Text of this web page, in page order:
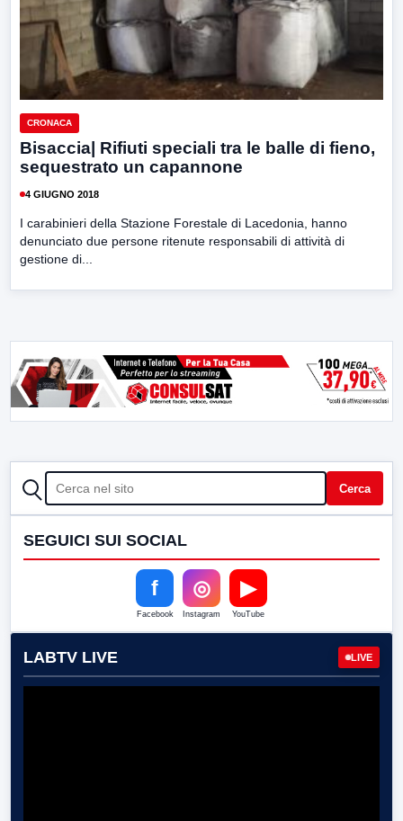
CRONACA
Bisaccia| Rifiuti speciali tra le balle di fieno,
sequestrato un capannone
4 GIUGNO 2018
I carabinieri della Stazione Forestale di Lacedonia, hanno
denunciato due persone ritenute responsabili di attività di
gestione di...
CERCA Cerca
SEGUICI SUI SOCIAL
f
Facebook
◎
Instagram
▶
YouTube
LABTV LIVE LIVE